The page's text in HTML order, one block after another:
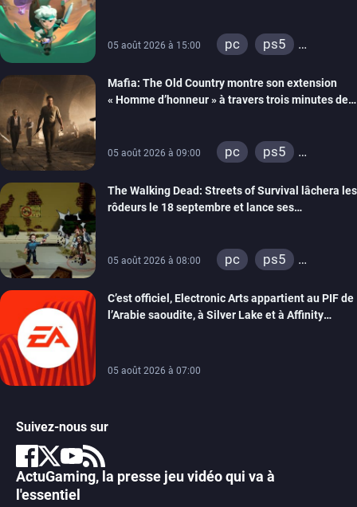
05 août 2026 à 15:00 pc
ps5
Mafia: The Old Country montre son extension
« Homme d’honneur » à travers trois minutes de
05 août 2026 à 09:00 pc
ps5
The Walking Dead: Streets of Survival lâchera les
rôdeurs le 18 septembre et lance ses
05 août 2026 à 08:00 pc
ps5
switch
switch 2
C’est officiel, Electronic Arts appartient au PIF de
l’Arabie saoudite, à Silver Lake et à Affinity
05 août 2026 à 07:00
Suivez-nous sur
ActuGaming, la presse jeu vidéo qui va à
l'essentiel